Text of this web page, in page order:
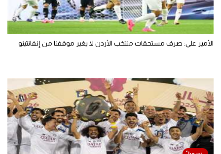
الأمير علي: صرف مستحقات منتخب الأردن لا يغير موقفنا من إنفانتينو